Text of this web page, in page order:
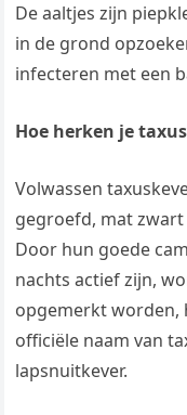
De aaltjes zijn
in de grond
infecteren met een
Hoe herken je
Volwassen
gegroefd, mat
Door hun goede
nachts actief zijn,
opgemerkt worden,
officiële naam van
lapsnuitkever.